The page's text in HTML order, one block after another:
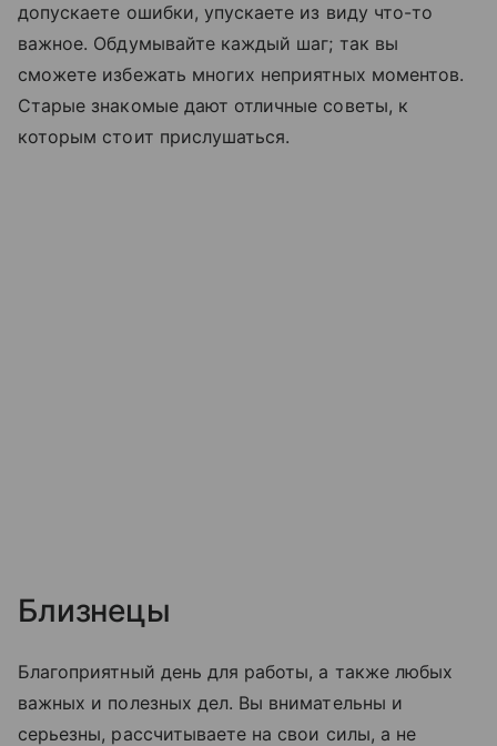
допускаете ошибки, упускаете из виду что-то
важное. Обдумывайте каждый шаг; так вы
сможете избежать многих неприятных моментов.
Старые знакомые дают отличные советы, к
которым стоит прислушаться.
Близнецы
Благоприятный день для работы, а также любых
важных и полезных дел. Вы внимательны и
серьезны, рассчитываете на свои силы, а не